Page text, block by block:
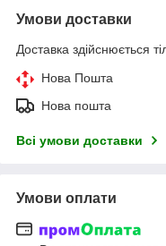
Умови доставки
Доставка здійснюється
Нова Пошта
Нова пошта
Всі умови доставки
Умови оплати